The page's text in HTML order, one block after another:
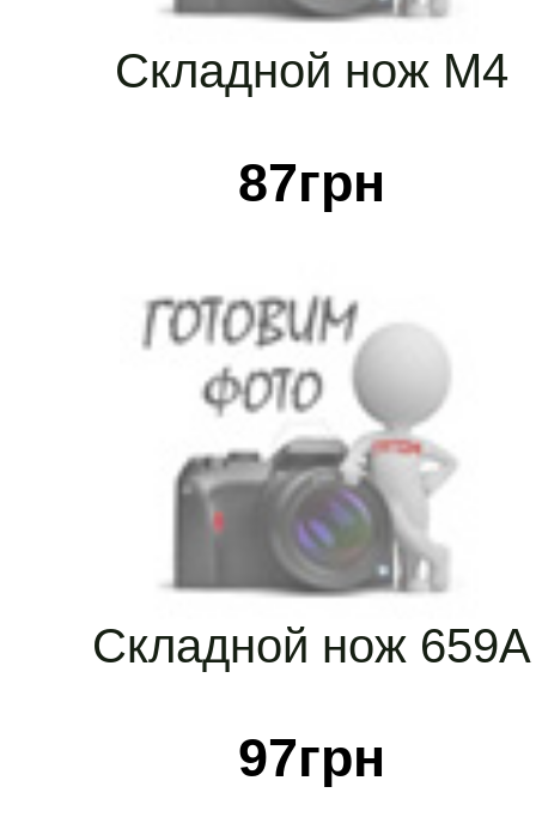
87грн
Складной нож M4
97грн
Складной нож 659А